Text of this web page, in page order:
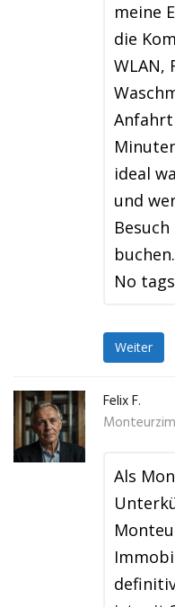
meine
die
WLAN,
Anfahrt
ideal
und
buchen.
No
Weiter
Felix F.
Als